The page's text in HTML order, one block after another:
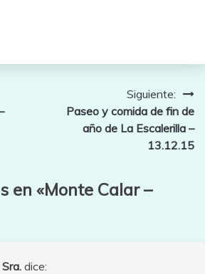
Siguiente:
Paseo y comida de fin de
año de La Escalerilla –
13.12.15
en «Monte Calar –
dice: